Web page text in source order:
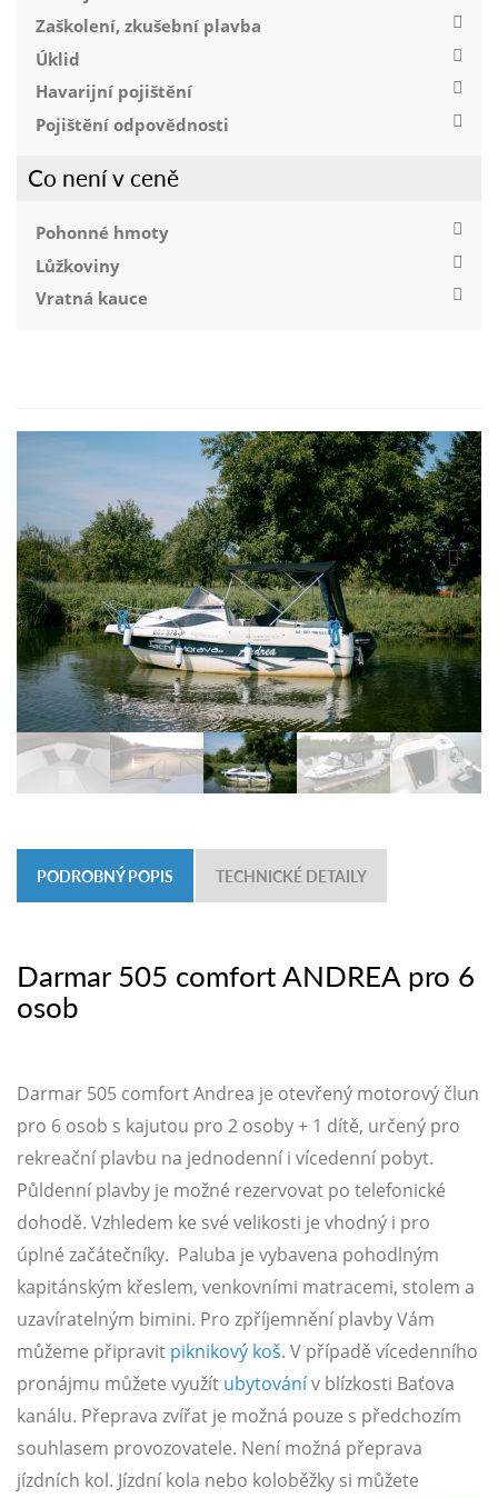
Zaškolení, zkušební plavba
Úklid
Havarijní pojištění
Pojištění odpovědnosti
Co není v ceně
Pohonné hmoty
Lůžkoviny
Vratná kauce
PODROBNÝ POPIS TECHNICKÉ DETAILY
Darmar 505 comfort ANDREA pro 6
osob
Darmar 505 comfort Andrea je otevřený motorový člun
pro 6 osob s kajutou pro 2 osoby + 1 dítě, určený pro
rekreační plavbu na jednodenní i vícedenní pobyt.
Půldenní plavby je možné rezervovat po telefonické
dohodě. Vzhledem ke své velikosti je vhodný i pro
úplné začátečníky. Paluba je vybavena pohodlným
kapitánským křeslem, venkovními matracemi, stolem a
uzavíratelným bimini. Pro zpříjemnění plavby Vám
můžeme připravit piknikový koš. V případě vícedenního
pronájmu můžete využít ubytovánív blízkosti Baťova
kanálu. Přeprava zvířat je možná pouze s předchozím
souhlasem provozovatele. Není možná přeprava
jízdních kol. Jízdní kola nebo koloběžky si můžete